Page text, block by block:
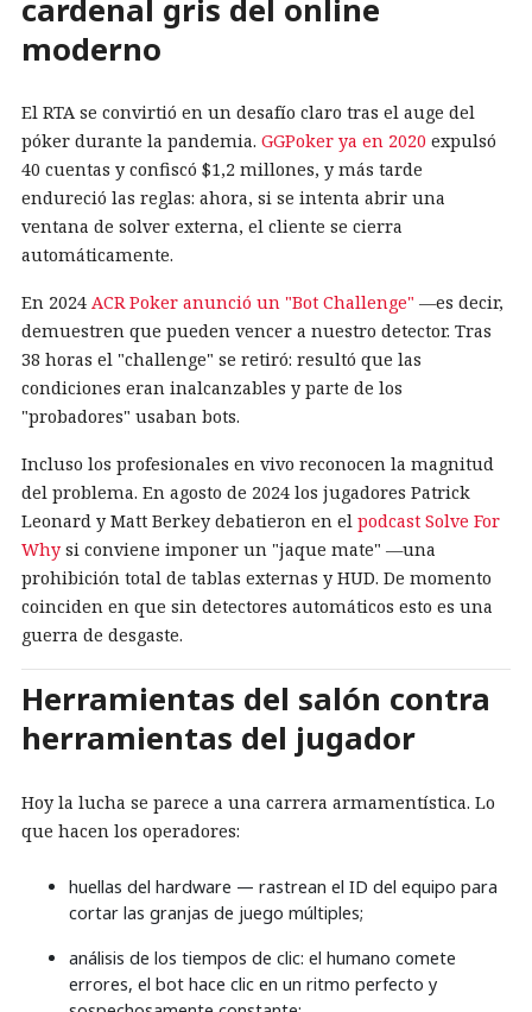
cardenal gris del online
moderno
El RTA se convirtió en un desafío claro tras el auge del
póker durante la pandemia. GGPoker ya en 2020 expulsó
40 cuentas y confiscó $1,2 millones, y más tarde
endureció las reglas: ahora, si se intenta abrir una
ventana de solver externa, el cliente se cierra
automáticamente.
En 2024 ACR Poker anunció un "Bot Challenge" —es decir,
demuestren que pueden vencer a nuestro detector. Tras
38 horas el "challenge" se retiró: resultó que las
condiciones eran inalcanzables y parte de los
"probadores" usaban bots.
Incluso los profesionales en vivo reconocen la magnitud
del problema. En agosto de 2024 los jugadores Patrick
Leonard y Matt Berkey debatieron en el podcast Solve For
Why si conviene imponer un "jaque mate" —una
prohibición total de tablas externas y HUD. De momento
coinciden en que sin detectores automáticos esto es una
guerra de desgaste.
Herramientas del salón contra
herramientas del jugador
Hoy la lucha se parece a una carrera armamentística. Lo
que hacen los operadores:
huellas del hardware — rastrean el ID del equipo para
cortar las granjas de juego múltiples;
análisis de los tiempos de clic: el humano comete
errores, el bot hace clic en un ritmo perfecto y